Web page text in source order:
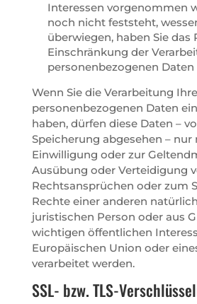
Interessen vorgenommen
noch nicht feststeht,
überwiegen, haben Sie das
Einschränkung der
personenbezogenen Daten
Wenn Sie die Verarbeitung
personenbezogenen Daten
haben, dürfen diese Daten –
Speicherung abgesehen – nur
Einwilligung oder zur
Ausübung oder Verteidigung
Rechtsansprüchen oder zum
Rechte einer anderen
juristischen Person oder aus
wichtigen öffentlichen
Europäischen Union oder
verarbeitet werden.
SSL- bzw. TLS-